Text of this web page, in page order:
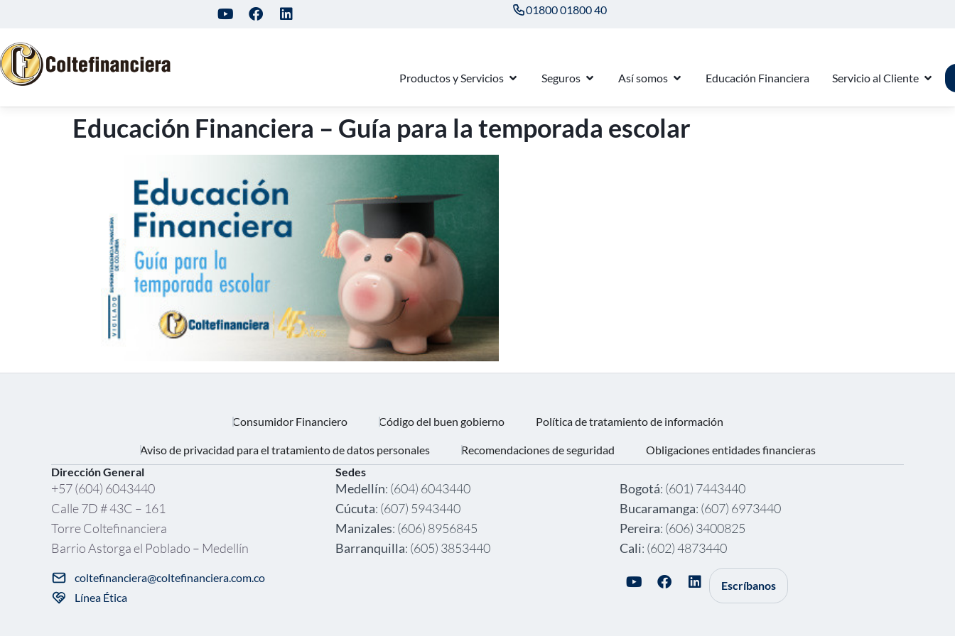
01800 01800 40
Productos y Servicios Seguros Así somos Educación Financiera Servicio al Cliente
Educación Financiera – Guía para la temporada escolar
Consumidor Financiero Código del buen gobierno Política de tratamiento de información
Aviso de privacidad para el tratamiento de datos personales Recomendaciones de seguridad
Obligaciones entidades financieras
Dirección General
+57 (604) 6043440
Calle 7D # 43C – 161
Torre Coltefinanciera
Barrio Astorga el Poblado – Medellín
coltefinanciera@coltefinanciera.com.co
Línea Ética
Sedes
Medellín: (604) 6043440
Cúcuta: (607) 5943440
Manizales: (606) 8956845
Barranquilla: (605) 3853440
Bogotá: (601) 7443440
Bucaramanga: (607) 6973440
Pereira: (606) 3400825
Cali: (602) 4873440
Escríbanos